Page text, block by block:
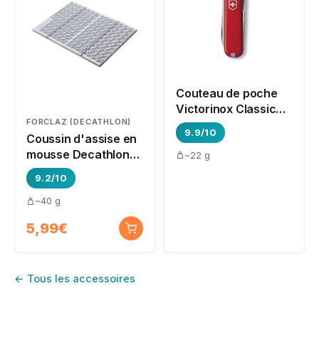
FORCLAZ (DECATHLON)
Coussin d'assise en
mousse Decathlon
Forclaz MT500
9.2/10
~40 g
5,99€
Couteau de poche
Victorinox Classic
SD
9.9/10
~22 g
← Tous les accessoires